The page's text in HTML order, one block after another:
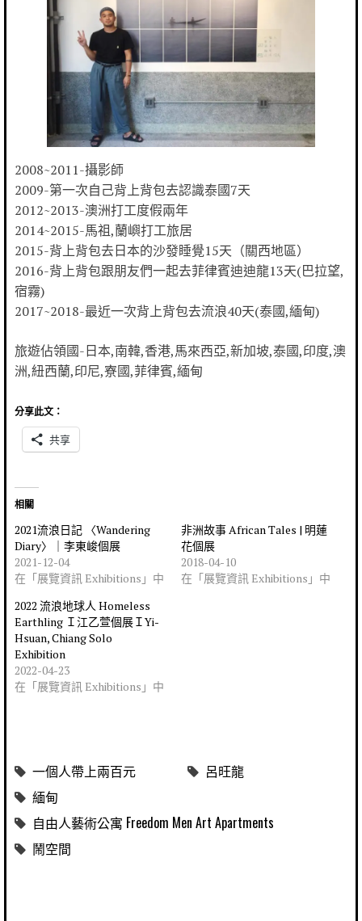
2008~2011-攝影師
2009-第一次自己背上背包去認識泰國7天
2012~2013-澳洲打工度假兩年
2014~2015-馬祖,蘭嶼打工旅居
2015-背上背包去日本的沙發睡覺15天（關西地區）
2016-背上背包跟朋友們一起去菲律賓迪迪龍13天(巴拉望,
宿霧)
2017~2018-最近一次背上背包去流浪40天(泰國,緬甸)
旅遊佔領國-日本,南韓,香港,馬來西亞,新加坡,泰國,印度,澳
洲,紐西蘭,印尼,寮國,菲律賓,緬甸
分享此文：
共享
相關
2021流浪日記 〈Wandering
Diary〉｜李東峻個展
2021-12-04
在「展覽資訊 Exhibitions」中
非洲故事 African Tales | 明蓮
花個展
2018-04-10
在「展覽資訊 Exhibitions」中
2022 流浪地球人 Homeless
Earthling Ｉ江乙萱個展ＩYi-
Hsuan, Chiang Solo
Exhibition
2022-04-23
在「展覽資訊 Exhibitions」中
一個人帶上兩百元
呂旺龍
緬甸
自由人藝術公寓 Freedom Men Art Apartments
鬧空間